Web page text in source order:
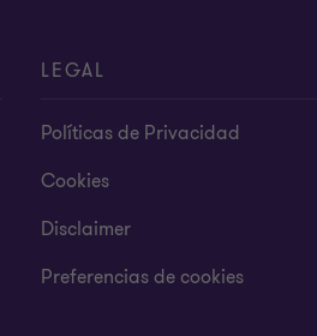
LEGAL
Políticas de Privacidad
Cookies
Disclaimer
Preferencias de cookies